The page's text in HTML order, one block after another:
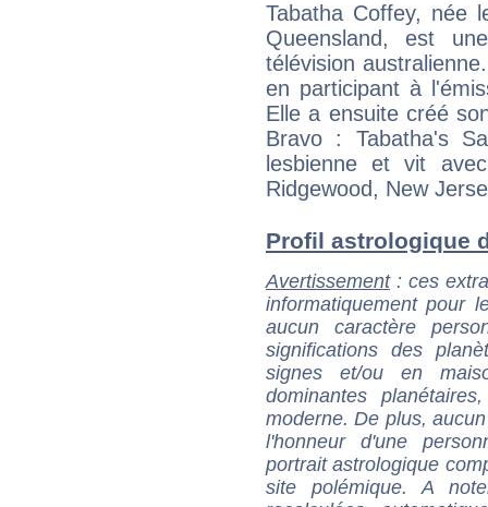
Tabatha Coffey, née
Queensland, est
télévision
en participant à
Elle a ensuite créé
Bravo : Tabatha's
lesbienne et vit
Ridgewood, New
Profil astrologique
Avertissement: ces
informatiquement pour
aucun caractère
significations des
signes et/ou en
dominantes
moderne. De plus,
l'honneur d'une
portrait astrologique
site polémique. A